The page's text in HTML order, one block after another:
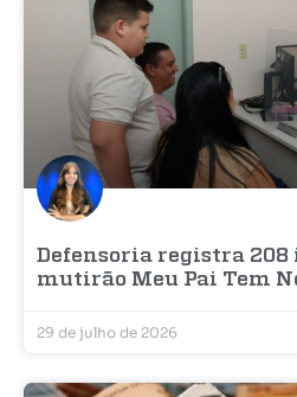
Defensoria registra 208
mutirão Meu Pai Tem
29 de julho de 2026